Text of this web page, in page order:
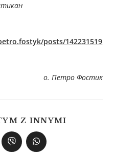
posts/142231519
о. Петро Фостик
Z INNYMI